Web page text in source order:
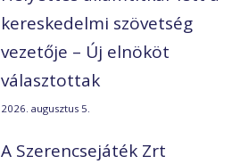
kereskedelmi szövetség
vezetője – Új elnököt
választottak
2026. augusztus 5.
A Szerencsejáték Zrt